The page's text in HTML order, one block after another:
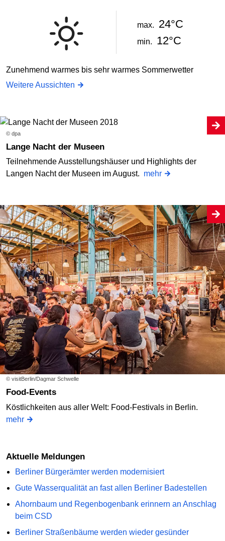
max. 24°C
min. 12°C
Zunehmend warmes bis sehr warmes Sommerwetter
Weitere Aussichten
© dpa
Lange Nacht der Museen
Teilnehmende Ausstellungshäuser und Highlights der
Langen Nacht der Museen im August. mehr
© visitBerlin/Dagmar Schwelle
Food-Events
Köstlichkeiten aus aller Welt: Food-Festivals in Berlin.
mehr
Aktuelle Meldungen
Berliner Bürgerämter werden modernisiert
Gute Wasserqualität an fast allen Berliner Badestellen
Ahornbaum und Regenbogenbank erinnern an Anschlag
beim CSD
Berliner Straßenbäume werden wieder gesünder